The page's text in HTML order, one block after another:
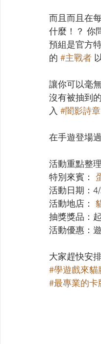
而且而且在
什麼！？ 你
預組是官方
的 #主戰者
讓你可以毫
沒有被抽到
入 #闇影詩章
在手遊登場
活動重點整理
特別來賓：
活動日期：
活動地店：
抽獎獎品：
活動優惠：
大家趕快安
#學遊戲來貓
#最專業的卡